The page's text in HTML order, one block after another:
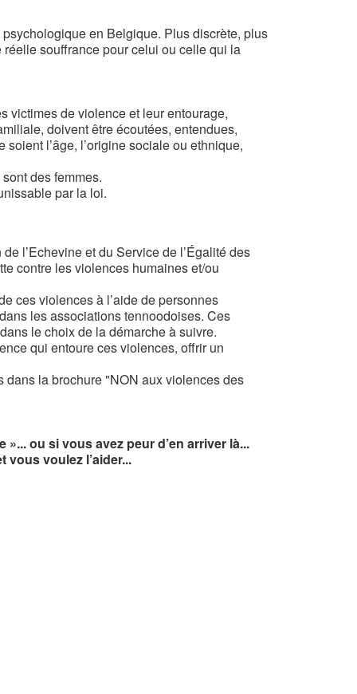
en Belgique. Plus discrète, plus
souffrance pour celui ou celle qui la
victimes de violence et leur entourage,
doivent être écoutées, entendues,
l’âge, l’origine sociale ou ethnique,
des femmes.
par la loi.
l’Echevine et du Service de l’Égalité des
contre les violences humaines et/ou
ces violences à l’aide de personnes
les associations tennoodoises. Ces
le choix de la démarche à suivre.
qui entoure ces violences, offrir un
la brochure "NON aux violences des
ou si vous avez peur d’en arriver là...
voulez l’aider...